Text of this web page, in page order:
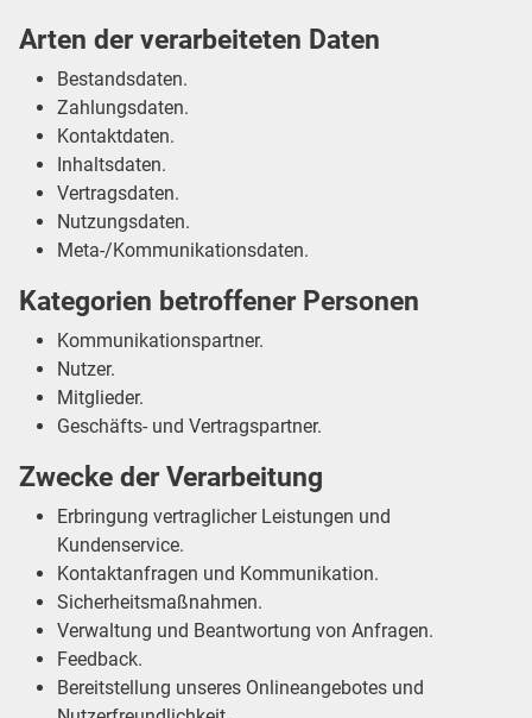
Arten der verarbeiteten Daten
Bestandsdaten.
Zahlungsdaten.
Kontaktdaten.
Inhaltsdaten.
Vertragsdaten.
Nutzungsdaten.
Meta-/Kommunikationsdaten.
Kategorien betroffener Personen
Kommunikationspartner.
Nutzer.
Mitglieder.
Geschäfts- und Vertragspartner.
Zwecke der Verarbeitung
Erbringung vertraglicher Leistungen und
Kundenservice.
Kontaktanfragen und Kommunikation.
Sicherheitsmaßnahmen.
Verwaltung und Beantwortung von Anfragen.
Feedback.
Bereitstellung unseres Onlineangebotes und